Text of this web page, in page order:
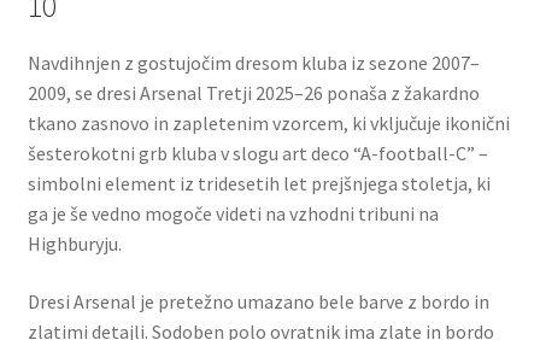
Navdihnjen z gostujočim dresom kluba iz sezone 2007–
2009, se dresi Arsenal Tretji 2025–26 ponaša z žakardno
tkano zasnovo in zapletenim vzorcem, ki vključuje ikonični
šesterokotni grb kluba v slogu art deco “A-football-C” –
simbolni element iz tridesetih let prejšnjega stoletja, ki
ga je še vedno mogoče videti na vzhodni tribuni na
Highburyju.
Dresi Arsenal je pretežno umazano bele barve z bordo in
zlatimi detajli. Sodoben polo ovratnik ima zlate in bordo